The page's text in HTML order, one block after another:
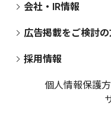
会社・IR情報
広告掲載をご検討
採用情報
個人情報保護